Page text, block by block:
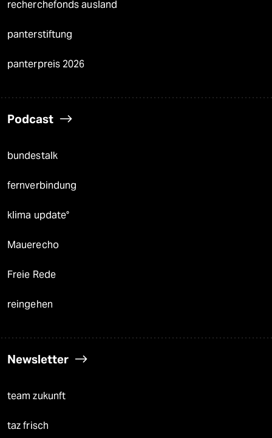
recherchefonds ausland
panterstiftung
panterpreis 2026
Podcast
bundestalk
fernverbindung
klima update°
Mauerecho
Freie Rede
reingehen
Newsletter
team zukunft
taz frisch